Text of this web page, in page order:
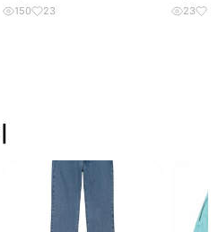
150 23 23 3